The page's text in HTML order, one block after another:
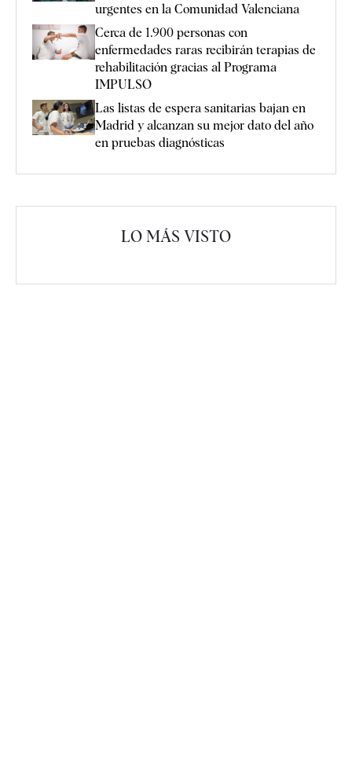
urgentes en la Comunidad Valenciana
Cerca de 1.900 personas con
enfermedades raras recibirán terapias de
rehabilitación gracias al Programa
IMPULSO
Las listas de espera sanitarias bajan en
Madrid y alcanzan su mejor dato del año
en pruebas diagnósticas
LO MÁS VISTO